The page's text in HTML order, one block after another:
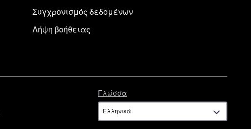
Συγχρονισμός δεδομένων
Λήψη βοήθειας
Γλώσσα